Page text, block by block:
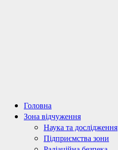
Primary
Menu
Головна
Зона відчуження
Наука та дослідження
Підприємства зони